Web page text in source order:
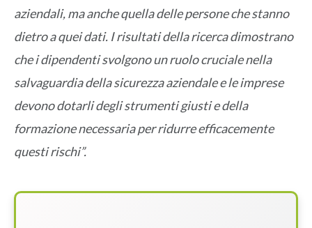
aziendali, ma anche quella delle persone che stanno
dietro a quei dati. I risultati della ricerca dimostrano
che i dipendenti svolgono un ruolo cruciale nella
salvaguardia della sicurezza aziendale e le imprese
devono dotarli degli strumenti giusti e della
formazione necessaria per ridurre efficacemente
questi rischi”.